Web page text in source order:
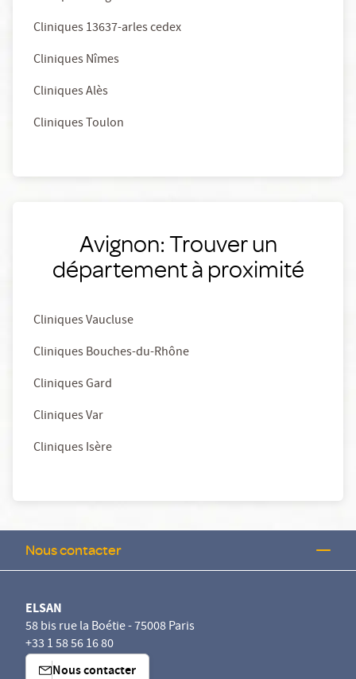
Cliniques 13637-arles cedex
Cliniques Nîmes
Cliniques Alès
Cliniques Toulon
Avignon: Trouver un
département à proximité
Cliniques Vaucluse
Cliniques Bouches-du-Rhône
Cliniques Gard
Cliniques Var
Cliniques Isère
Nous contacter
ELSAN
58 bis rue la Boétie - 75008 Paris
+33 1 58 56 16 80
Nous contacter